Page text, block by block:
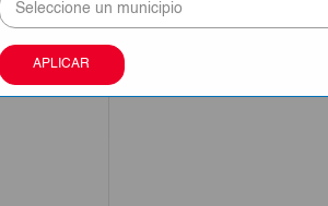
APLICAR
Camagüey y Las Tunas